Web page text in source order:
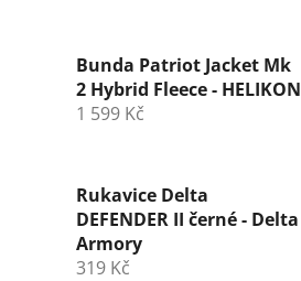
Bunda Patriot Jacket Mk
2 Hybrid Fleece - HELIKON
1 599 Kč
Rukavice Delta
DEFENDER II černé - Delta
Armory
319 Kč